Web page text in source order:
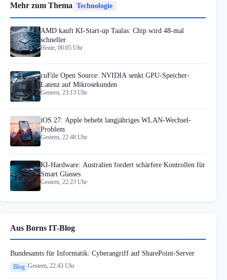
Mehr zum Thema Technologie
AMD kauft KI-Start-up Taalas: Chip wird 48-mal
schneller
Heute, 00:05 Uhr
cuFile Open Source: NVIDIA senkt GPU-Speicher-
Latenz auf Mikrosekunden
Gestern, 23:13 Uhr
iOS 27: Apple behebt langjähriges WLAN-Wechsel-
Problem
Gestern, 22:48 Uhr
KI-Hardware: Australien fordert schärfere Kontrollen für
Smart Glasses
Gestern, 22:23 Uhr
Aus Borns IT-Blog
Bundesamts für Informatik: Cyberangriff auf SharePoint-Server
Blog Gestern, 22:43 Uhr